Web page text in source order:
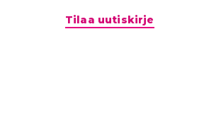
Tilaa uutiskirje